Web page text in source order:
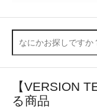
【VERSION
る商品